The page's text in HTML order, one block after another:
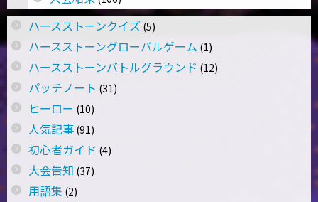
ハースストーンクイズ (5)
ハースストーングローバルゲーム (1)
ハースストーンバトルグラウンド (12)
パッチノート (31)
ヒーロー (10)
人気記事 (91)
初心者ガイド (4)
大会告知 (37)
用語集 (2)